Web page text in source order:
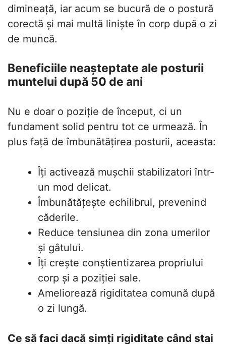
dimineață, iar acum se bucură de o postură
corectă și mai multă liniște în corp după o zi
de muncă.
Beneficiile neașteptate ale posturii
muntelui după 50 de ani
Nu e doar o poziție de început, ci un
fundament solid pentru tot ce urmează. În
plus față de îmbunătățirea posturii, aceasta:
Îți activează mușchii stabilizatori într-
un mod delicat.
Îmbunătățește echilibrul, prevenind
căderile.
Reduce tensiunea din zona umerilor
și gâtului.
Îți crește conștientizarea propriului
corp și a poziției sale.
Ameliorează rigiditatea comună după
o zi lungă.
Ce să faci dacă simți rigiditate când stai